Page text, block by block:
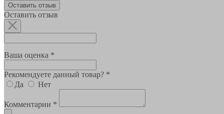
Оставить отзыв
Оставить отзыв
Ваша оценка *
Рекомендуете данный товар? *
Да
Нет
Комментарии *